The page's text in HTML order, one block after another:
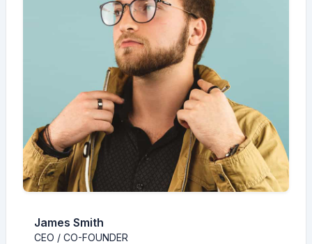
James Smith
CEO / CO-FOUNDER